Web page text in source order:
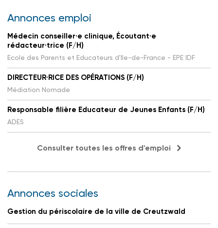
Annonces emploi
Médecin conseiller·e clinique, Écoutant·e
rédacteur·trice (F/H)
Ecole des Parents et Educateurs d'Ile-de-France - EPE IDF
DIRECTEUR·RICE DES OPÉRATIONS (F/H)
Médiation Nomade
Responsable filière Educateur de Jeunes Enfants (F/H)
ADES
Consulter toutes les offres d'emploi
Annonces sociales
Gestion du périscolaire de la ville de Creutzwald